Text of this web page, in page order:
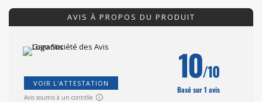
AVIS À PROPOS DU PRODUIT
VOIR L'ATTESTATION
Avis soumis à un contrôle
10/10
Basé sur 1 avis